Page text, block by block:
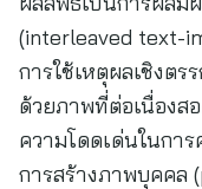
(interleaved text-
การใช้เหตุผลเชิงตร
ด้วยภาพที่ต่อเนื่องส
ความโดดเด่นในกา
การสร้างภาพบุคคล